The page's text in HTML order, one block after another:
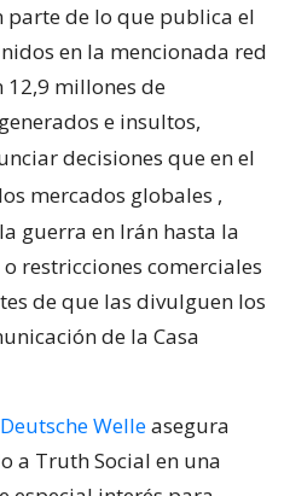
parte de lo que publica el
en la mencionada red
12,9 millones de
e insultos,
decisiones que en el
mercados globales ,
guerra en Irán hasta la
restricciones comerciales
de que las divulguen los
de la Casa
Deutsche Welleasegura
a Truth Social en una